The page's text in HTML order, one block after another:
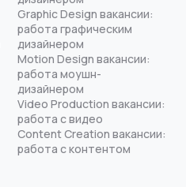
Graphic Design вакансии:
работа графическим
дизайнером
Motion Design вакансии:
работа моушн-
дизайнером
Video Production вакансии:
работа с видео
Content Creation вакансии:
работа с контентом